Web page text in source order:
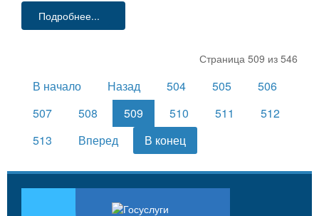
Подробнее...
Страница 509 из 546
В начало Назад 504 505
506
507
508 509 510 511
512
513
Вперед В конец